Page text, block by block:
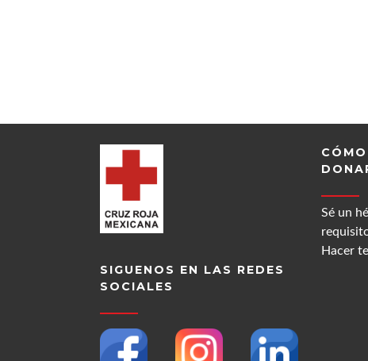
SIGUENOS EN LAS REDES
SOCIALES
Sé un
Hacer